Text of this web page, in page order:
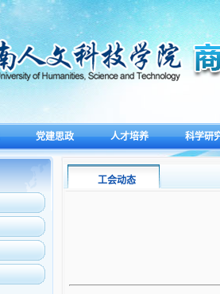
党建思政 人才培养 科学研
工会动态